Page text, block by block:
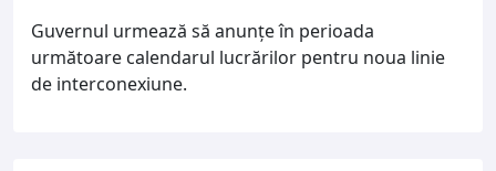
Guvernul urmează să anunțe în perioada
următoare calendarul lucrărilor pentru noua linie
de interconexiune.